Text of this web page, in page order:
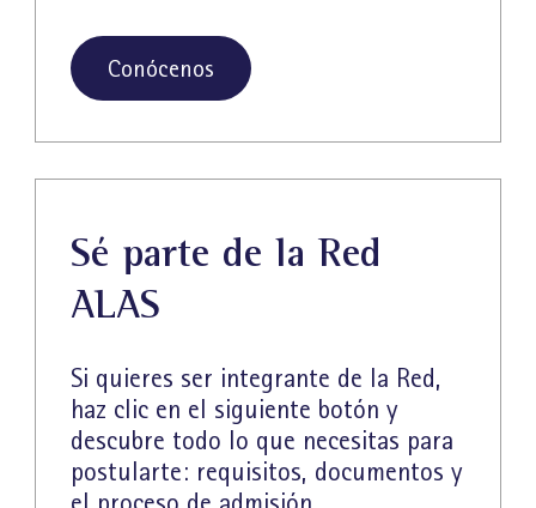
Conócenos
Sé parte de la Red
ALAS
Si quieres ser integrante de la Red,
haz clic en el siguiente botón y
descubre todo lo que necesitas para
postularte: requisitos, documentos y